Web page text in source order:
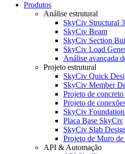
Produtos
Análise estrutural
SkyCiv Structural
SkyCiv Beam
SkyCiv Section
SkyCiv Load
Análise avançada
Projeto estrutural
SkyCiv Quick
SkyCiv Member
Projeto de
Projeto de
SkyCiv
Placa Base SkyCiv
SkyCiv Slab
Projeto de Muro
API & Automação